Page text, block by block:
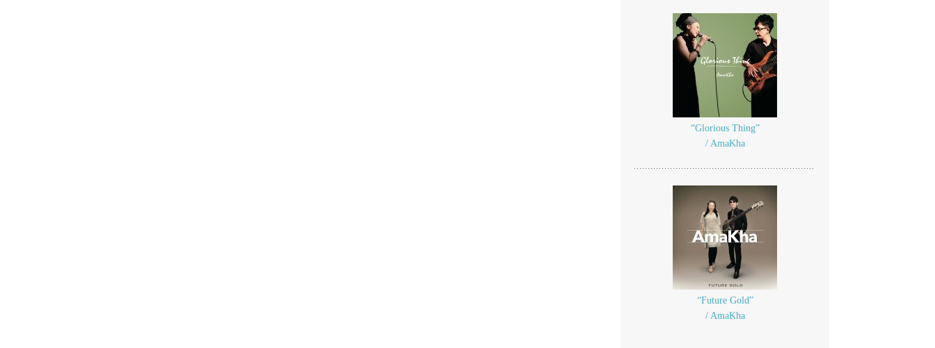
“Glorious Thing”
/ AmaKha
“Future Gold”
/ AmaKha